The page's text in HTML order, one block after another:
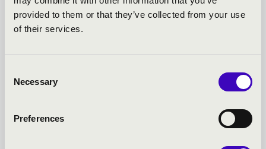
provided to them or that they’ve collected from your use
of their services.
Selection
Necessary
Preferences